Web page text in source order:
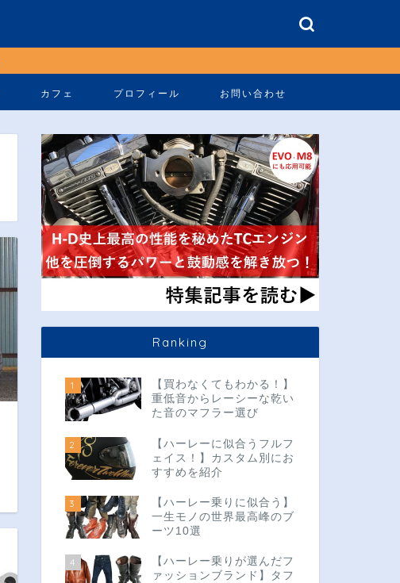
カフェ プロフィール お問い合わせ
Ranking
1
【買わなくてもわかる！】
重低音からレーシーな乾い
た音のマフラー選び
2
【ハーレーに似合うフルフ
ェイス！】カスタム別にお
すすめを紹介
3
【ハーレー乗りに似合う】
一生モノの世界最高峰のブ
ーツ10選
4
【ハーレー乗りが選んだフ
ァッションブランド】タフ